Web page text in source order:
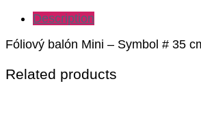
Description
Fóliový balón Mini – Symbol # 35
Related products